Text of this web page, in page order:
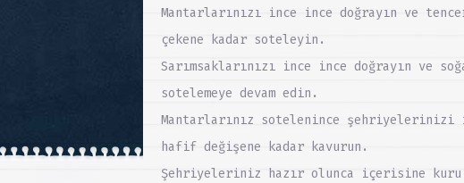
Mantarlarınızı ince ince doğrayın ve
çekene kadar soteleyin.
Sarımsaklarınızı ince ince doğrayın ve
sotelemeye devam edin.
Mantarlarınız sotelenince
hafif değişene kadar kavurun.
Şehriyeleriniz hazır olunca içerisine